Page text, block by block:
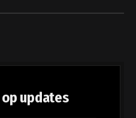
updates